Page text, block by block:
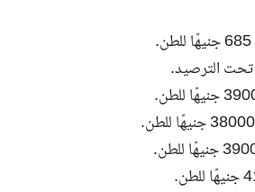
تحت الترصيد.